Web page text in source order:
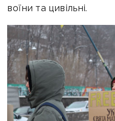
воїни та цивільні.